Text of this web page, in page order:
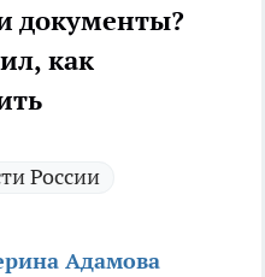
документы?
как
России
Адамова